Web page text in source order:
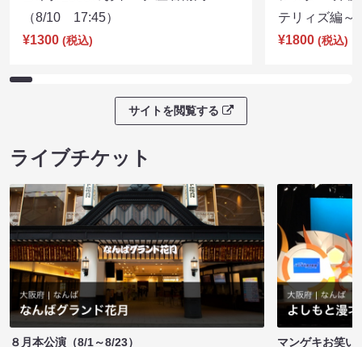
（8/10 17:45）
¥1300 (税込)
テリィズ編
¥1800 (税込)
サイトを閲覧する
ライブチケット
８月本公演（8/1～8/23）
マンゲキお笑い